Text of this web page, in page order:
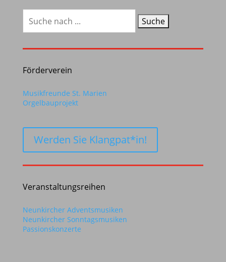
nach:
Förderverein
Musikfreunde St. Marien
Orgelbauprojekt
Werden Sie Klangpat*in!
Veranstal­tungs­reihen
Neunkircher Adventsmusiken
Neunkircher Sonntagsmusiken
Passionskonzerte